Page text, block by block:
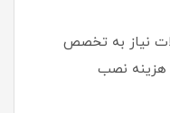
نیاز به تخصص
هزینه نصب